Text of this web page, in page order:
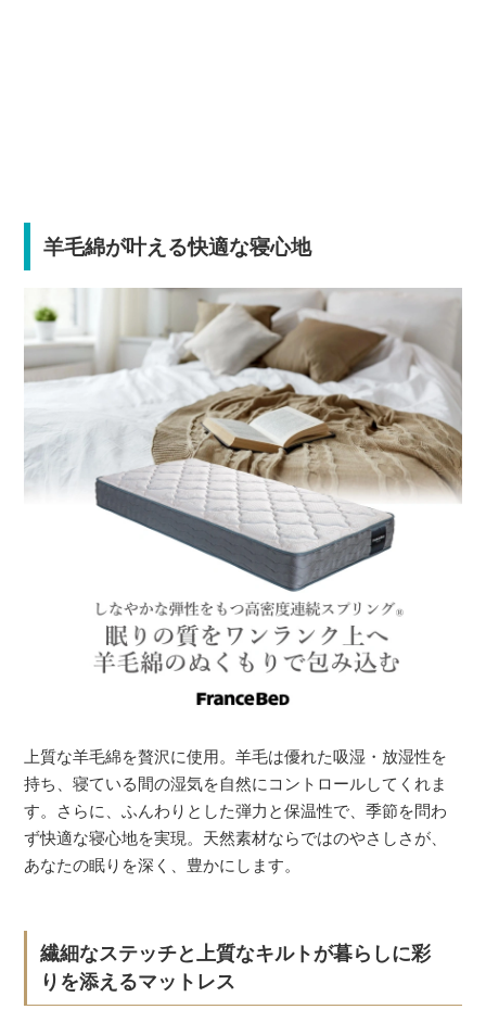
羊毛綿が叶える快適な寝心地
上質な羊毛綿を贅沢に使用。羊毛は優れた吸湿・放湿性を
持ち、寝ている間の湿気を自然にコントロールしてくれま
す。さらに、ふんわりとした弾力と保温性で、季節を問わ
ず快適な寝心地を実現。天然素材ならではのやさしさが、
あなたの眠りを深く、豊かにします。
繊細なステッチと上質なキルトが暮らしに彩
りを添えるマットレス